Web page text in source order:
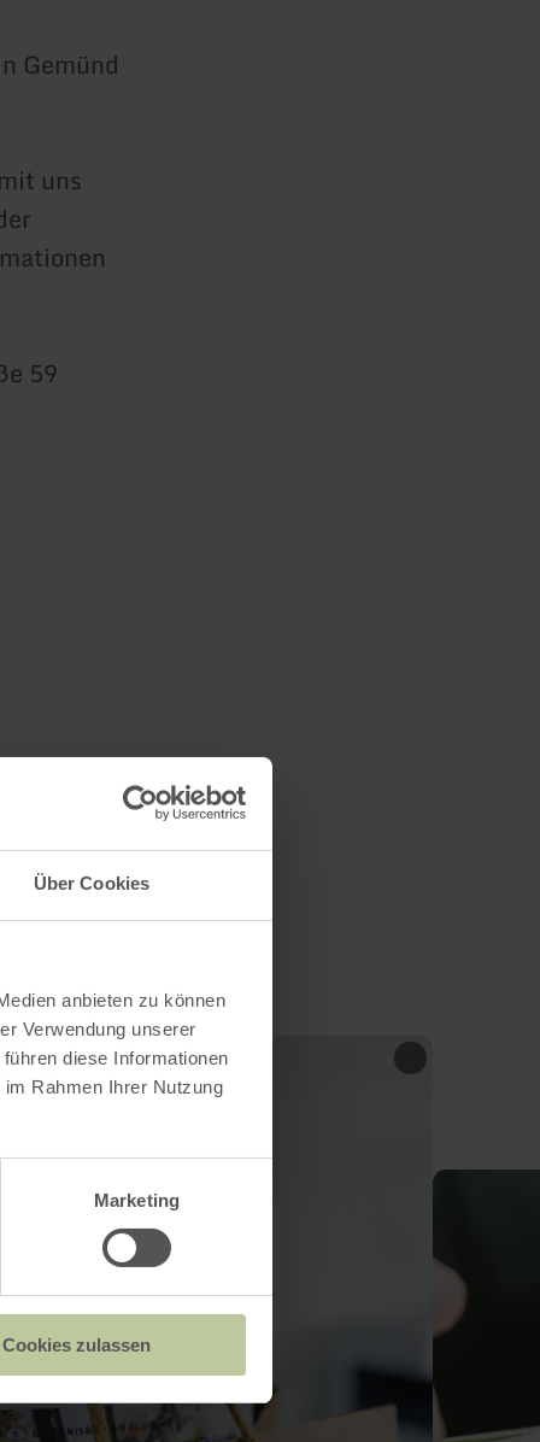
Über Cookies
anbieten zu können
Verwendung unserer
diese Informationen
Rahmen Ihrer Nutzung
Marketing
Cookies zulassen
Gemünd
uns
59